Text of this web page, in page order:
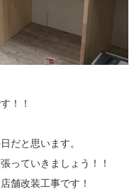
！！
だと思います。
っていきましょう！！
舗改装工事です！